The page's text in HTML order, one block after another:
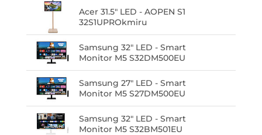
Acer 31.5" LED - AOPEN S1
32S1UPROkmiru
Samsung 32" LED - Smart
Monitor M5 S32DM500EU
Samsung 27" LED - Smart
Monitor M5 S27DM500EU
Samsung 32" LED - Smart
Monitor M5 S32BM501EU